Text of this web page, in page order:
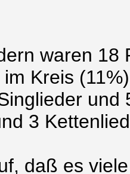
waren 18
Kreis
3
daß es